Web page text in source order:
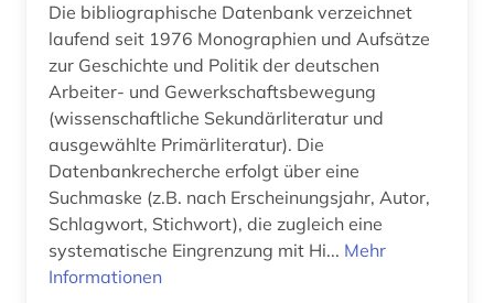
sport (3)
sprache (2)
staat (5)
staatsduma (5)
staatsrecht (2)
stadtforschung (1)
Die bibliographische Datenbank verzeichnet
laufend seit 1976 Monographien und Aufsätze
zur Geschichte und Politik der deutschen
Arbeiter- und Gewerkschaftsbewegung
(wissenschaftliche Sekundärliteratur und
ausgewählte Primärliteratur). Die
Datenbankrecherche erfolgt über eine
Suchmaske (z.B. nach Erscheinungsjahr, Autor,
Schlagwort, Stichwort), die zugleich eine
systematische Eingrenzung mit Hi... Mehr
Informationen